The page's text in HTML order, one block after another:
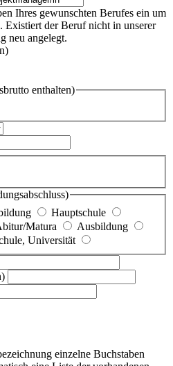
Ihres gewunschten Berufes ein um
Existiert der Beruf nicht in unserer
neu angelegt.
enthalten)
Hauptschule
Matura
Ausbildung
Universität
einzelne Buchstaben